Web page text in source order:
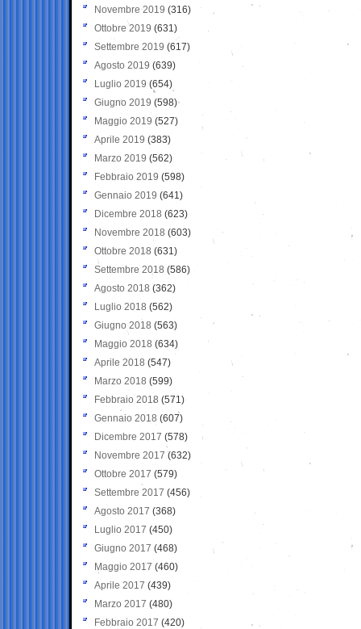
Novembre 2019 (316)
Ottobre 2019 (631)
Settembre 2019 (617)
Agosto 2019 (639)
Luglio 2019 (654)
Giugno 2019 (598)
Maggio 2019 (527)
Aprile 2019 (383)
Marzo 2019 (562)
Febbraio 2019 (598)
Gennaio 2019 (641)
Dicembre 2018 (623)
Novembre 2018 (603)
Ottobre 2018 (631)
Settembre 2018 (586)
Agosto 2018 (362)
Luglio 2018 (562)
Giugno 2018 (563)
Maggio 2018 (634)
Aprile 2018 (547)
Marzo 2018 (599)
Febbraio 2018 (571)
Gennaio 2018 (607)
Dicembre 2017 (578)
Novembre 2017 (632)
Ottobre 2017 (579)
Settembre 2017 (456)
Agosto 2017 (368)
Luglio 2017 (450)
Giugno 2017 (468)
Maggio 2017 (460)
Aprile 2017 (439)
Marzo 2017 (480)
Febbraio 2017 (420)